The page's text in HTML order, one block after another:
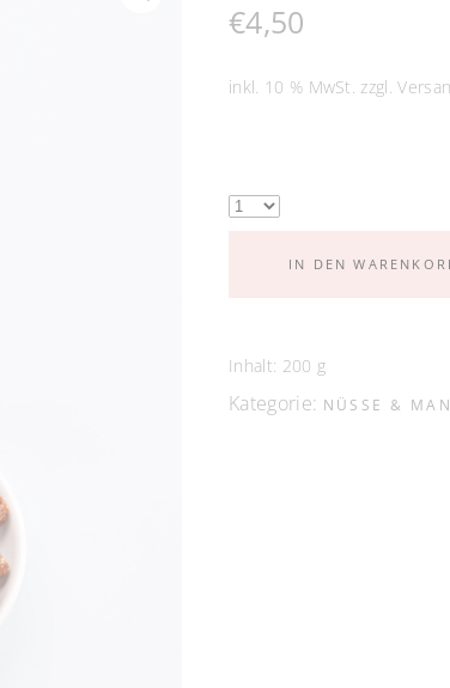
€4,50
inkl. 10 % MwSt. zzgl.
IN DEN
Inhalt: 200 g
Kategorie: NÜSSE &